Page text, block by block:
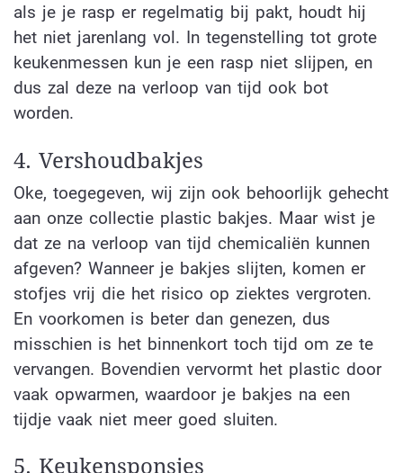
als je je rasp er regelmatig bij pakt, houdt hij
het niet jarenlang vol. In tegenstelling tot grote
keukenmessen kun je een rasp niet slijpen, en
dus zal deze na verloop van tijd ook bot
worden.
4. Vershoudbakjes
Oke, toegegeven, wij zijn ook behoorlijk gehecht
aan onze collectie plastic bakjes. Maar wist je
dat ze na verloop van tijd chemicaliën kunnen
afgeven? Wanneer je bakjes slijten, komen er
stofjes vrij die het risico op ziektes vergroten.
En voorkomen is beter dan genezen, dus
misschien is het binnenkort toch tijd om ze te
vervangen. Bovendien vervormt het plastic door
vaak opwarmen, waardoor je bakjes na een
tijdje vaak niet meer goed sluiten.
5. Keukensponsjes